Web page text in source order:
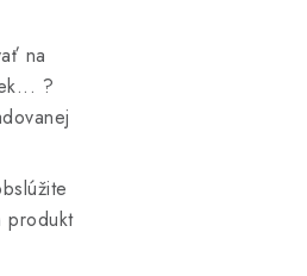
na
?
produkt